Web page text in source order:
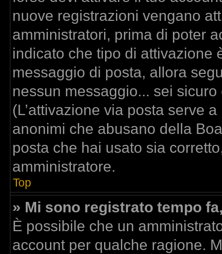
nuove registrazioni vengano
amministratori, prima di poter
indicato che tipo di attivazione
messaggio di posta, allora
nessun messaggio... sei
(L’attivazione via posta serve
anonimi che abusano della
posta che hai usato sia
amministratore.
Top
» Mi sono registrato tempo
È possibile che un
account per qualche ragione.